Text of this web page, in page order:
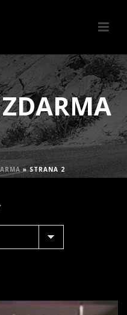
»STRANA 2